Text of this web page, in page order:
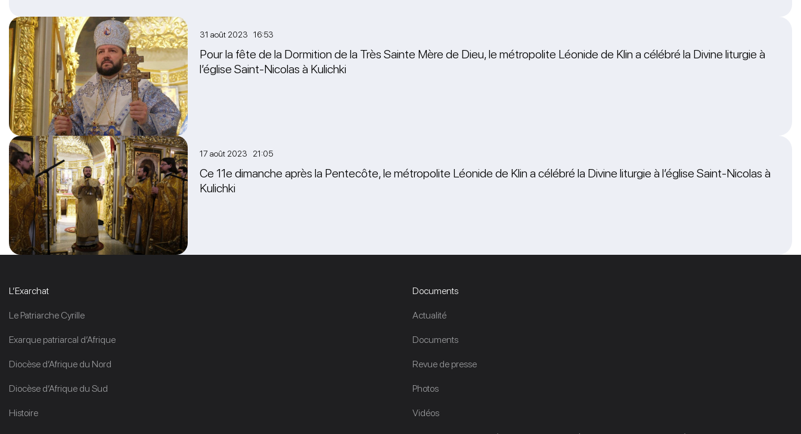
31 août 2023 16:53
Pour la fête de la Dormition de la Très Sainte Mère de Dieu, le métropolite Léonide de Klin a célébré la Divine liturgie à
l’église Saint-Nicolas à Kulichki
17 août 2023 21:05
Ce 11e dimanche après la Pentecôte, le métropolite Léonide de Klin a célébré la Divine liturgie à l’église Saint-Nicolas à
Kulichki
L’Exarchat
Le Patriarche Cyrille
Exarque patriarcal d’Afrique
Diocèse d’Afrique du Nord
Diocèse d’Afrique du Sud
Histoire
Documents
Actualité
Documents
Revue de presse
Photos
Vidéos